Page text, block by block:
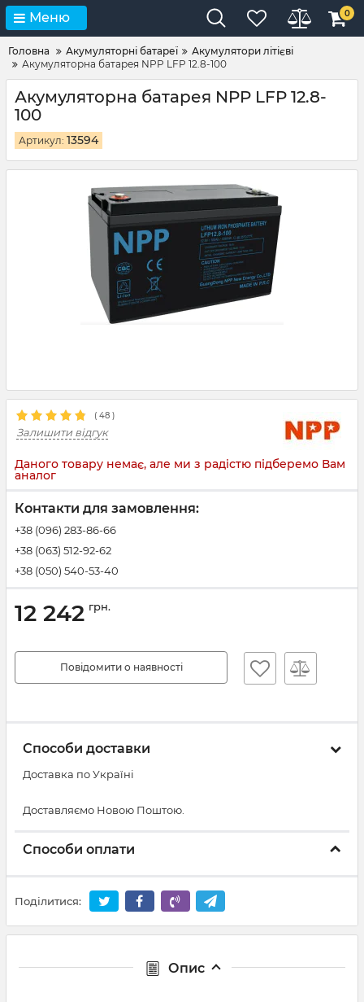
Меню 0
Головна Акумуляторні батареї
Акумулятори літієві
Акумуляторна батарея NPP LFP 12.8-100
Акумуляторна батарея NPP LFP 12.8-
100
Артикул: 13594
( 48 )
Залишити відгук
Даного товару немає, але ми з радістю підберемо Вам
аналог
Контакти для замовлення:
+38 (096) 283-86-66
+38 (063) 512-92-62
+38 (050) 540-53-40
12 242 грн.
Повідомити о наявності
Способи доставки
Доставка по Україні
Доставляємо Новою Поштою.
Способи оплати
Поділитися:
Опис